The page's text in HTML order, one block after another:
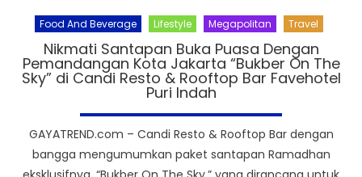
Food And Beverage Lifestyle Megapolitan Travel
Nikmati Santapan Buka Puasa Dengan
Pemandangan Kota Jakarta “Bukber On The
Sky” di Candi Resto & Rooftop Bar Favehotel
Puri Indah
GAYATREND.com – Candi Resto & Rooftop Bar dengan
bangga mengumumkan paket santapan Ramadhan